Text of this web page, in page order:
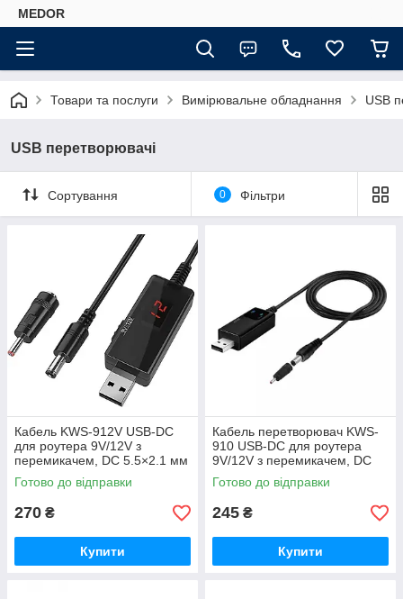
MEDOR
Товари та послуги Вимірювальне обладнання USB
USB перетворювачі
Сортування 0 Фільтри
Кабель KWS-912V USB-DC
для роутера 9V/12V з
перемикачем, DC 5.5×2.1 мм
і перехідником 3.5 х 1,35 мм
Готово до відправки
270 ₴
Купити
Кабель перетворювач KWS-
910 USB-DC для роутера
9V/12V з перемикачем, DC
5.5×2.1 і перехідником
3.5х1,35
Готово до відправки
245 ₴
Купити